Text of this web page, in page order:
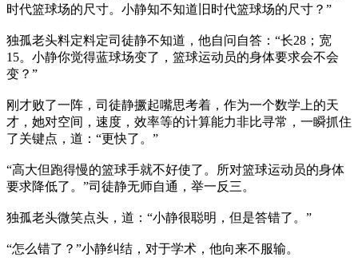
时代篮球场的尺寸。小静知不知道旧时代篮球场的尺寸？”
独孤老头料定料定司徒静不知道，他自问自答：“长28；宽
15。小静你觉得蓝球场变了，篮球运动员的身体要求会不会
变？”
刚才败了一阵，司徒静撅起嘴思考着，作为一个数学上的天
才，她对空间，速度，效率等的计算能力非比寻常，一瞬抓住
了关键点，道：“更快了。”
“高大但跑得慢的篮球手就不好使了。所对篮球运动员的身体
要求降低了。”司徒静无师自通，举一反三。
独孤老头微笑点头，道：“小静很聪明，但是答错了。”
“怎么错了？”小静纠结，对于学术，他向来不服输。